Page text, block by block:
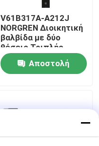
V61B317A-A212J
NORGREN Διοικητική
βαλβίδα με δύο
θέσεις Τριπλής
πορείας ΧΩΡΙΣ Μονό
ηλεκτρονικό έλεγχο
Αποστολή